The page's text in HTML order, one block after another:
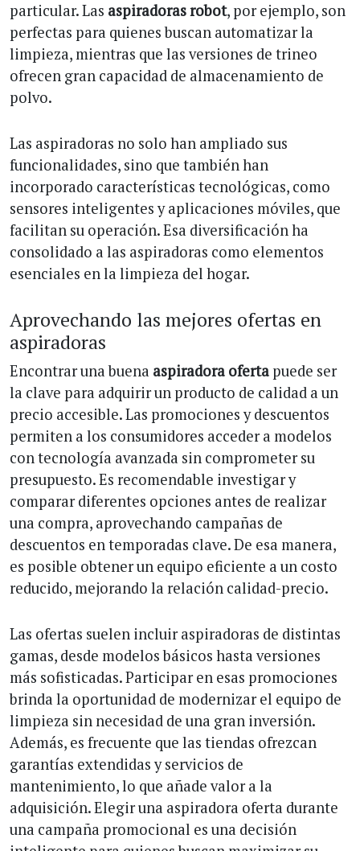
particular. Las aspiradoras robot, por ejemplo, son
perfectas para quienes buscan automatizar la
limpieza, mientras que las versiones de trineo
ofrecen gran capacidad de almacenamiento de
polvo.
Las aspiradoras no solo han ampliado sus
funcionalidades, sino que también han
incorporado características tecnológicas, como
sensores inteligentes y aplicaciones móviles, que
facilitan su operación. Esa diversificación ha
consolidado a las aspiradoras como elementos
esenciales en la limpieza del hogar.
Aprovechando las mejores ofertas en
aspiradoras
Encontrar una buena aspiradora oferta puede ser
la clave para adquirir un producto de calidad a un
precio accesible. Las promociones y descuentos
permiten a los consumidores acceder a modelos
con tecnología avanzada sin comprometer su
presupuesto. Es recomendable investigar y
comparar diferentes opciones antes de realizar
una compra, aprovechando campañas de
descuentos en temporadas clave. De esa manera,
es posible obtener un equipo eficiente a un costo
reducido, mejorando la relación calidad-precio.
Las ofertas suelen incluir aspiradoras de distintas
gamas, desde modelos básicos hasta versiones
más sofisticadas. Participar en esas promociones
brinda la oportunidad de modernizar el equipo de
limpieza sin necesidad de una gran inversión.
Además, es frecuente que las tiendas ofrezcan
garantías extendidas y servicios de
mantenimiento, lo que añade valor a la
adquisición. Elegir una aspiradora oferta durante
una campaña promocional es una decisión